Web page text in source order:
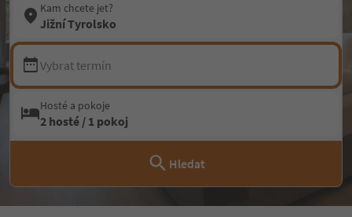
Kam chcete jet?
Jižní Tyrolsko
Vybrat termín
Hosté a pokoje
2 hosté / 1 pokoj
Hledat